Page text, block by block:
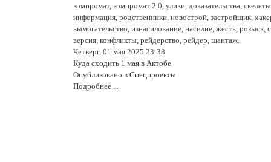
компромат, компромат 2.0, улики, доказательства,
информация, родственники, новострой, застройщик,
вымогательство, изнасилование, насилие, жесть, розыск,
версия, конфликты, рейдерство, рейдер, шантаж.
Четверг, 01 мая 2025 23:38
Куда сходить 1 мая в Актобе
Опубликовано в Спецпроекты
Подробнее ...